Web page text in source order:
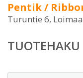
Pentik /
Turuntie 6, Loimaa
TUOTEHAKU